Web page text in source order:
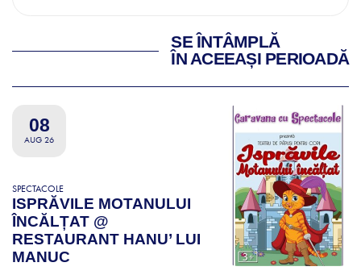
SE ÎNTÂMPLĂ
ÎN ACEEAȘI PERIOADĂ
08
AUG 26
SPECTACOLE
ISPRĂVILE MOTANULUI
ÎNCĂLȚAT @
RESTAURANT HANU’ LUI
MANUC